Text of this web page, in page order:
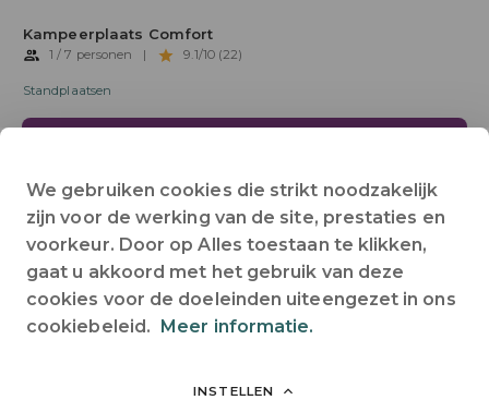
Kampeerplaats Comfort
1 / 7 personen | 9.1/10 (22)
Standplaatsen
BESCHRIJVING SPECIALE AANBIEDINGEN MENINGEN
Huisdieren toegestaan Alles zien
We gebruiken cookies die strikt noodzakelijk
zijn voor de werking van de site, prestaties en
voorkeur. Door op Alles toestaan te klikken,
gaat u akkoord met het gebruik van deze
cookies voor de doeleinden uiteengezet in ons
cookiebeleid. Meer informatie.
INSTELLEN